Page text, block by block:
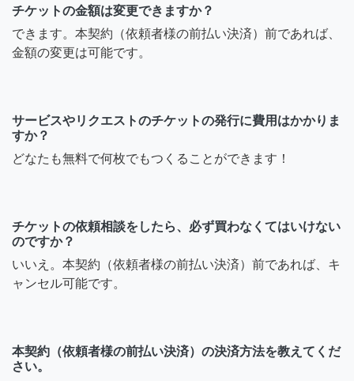
チケットの金額は変更できますか？
できます。本契約（依頼者様の前払い決済）前であれば、
金額の変更は可能です。
サービスやリクエストのチケットの発行に費用はかかりま
すか？
どなたも無料で何枚でもつくることができます！
チケットの依頼相談をしたら、必ず買わなくてはいけない
のですか？
いいえ。本契約（依頼者様の前払い決済）前であれば、キ
ャンセル可能です。
本契約（依頼者様の前払い決済）の決済方法を教えてくだ
さい。